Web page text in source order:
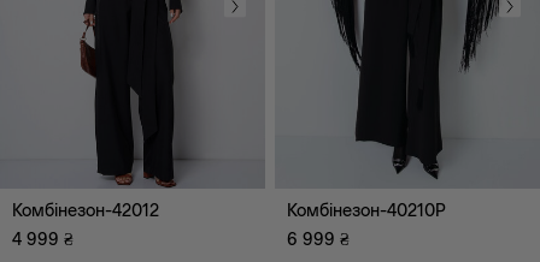
Одяг
Верхній одяг
Комбінезони
Майки, топи
Спідниці
Сукні, сарафани
Блузи, туніки, сорочки
Брюки
Комбінезон-42012
4 999 ₴
Комбінезон-40210P
6 999 ₴